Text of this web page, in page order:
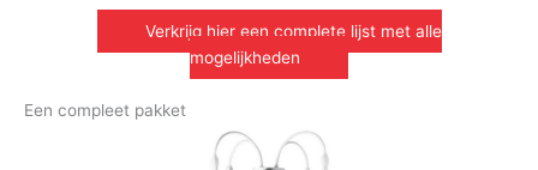
Verkrijg hier een complete lijst met alle
mogelijkheden
Een compleet pakket